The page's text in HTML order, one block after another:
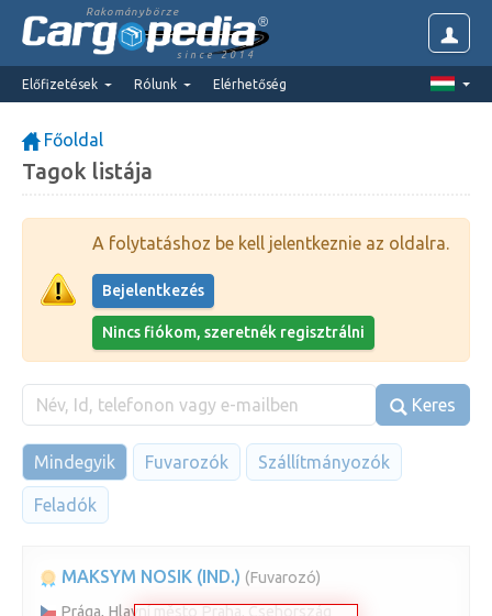
Rakománybörze
since 2014
Előfizetések Rólunk Elérhetőség
Főoldal
Tagok listája
A folytatáshoz be kell jelentkeznie az oldalra.
Bejelentkezés
Nincs fiókom, szeretnék regisztrálni
Keres
Mindegyik Fuvarozók Szállítmányozók
Feladók
MAKSYM NOSIK (IND.) (Fuvarozó)
Prága, Hlavní město Praha, Csehország